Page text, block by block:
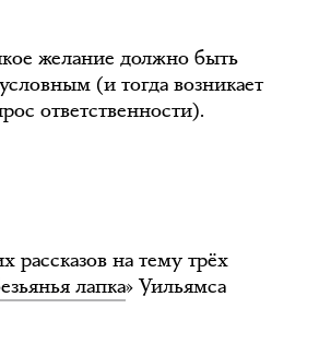
желание должно быть
(и тогда возникает
ответственности).
рассказов на тему трёх
лапка» Уильямса